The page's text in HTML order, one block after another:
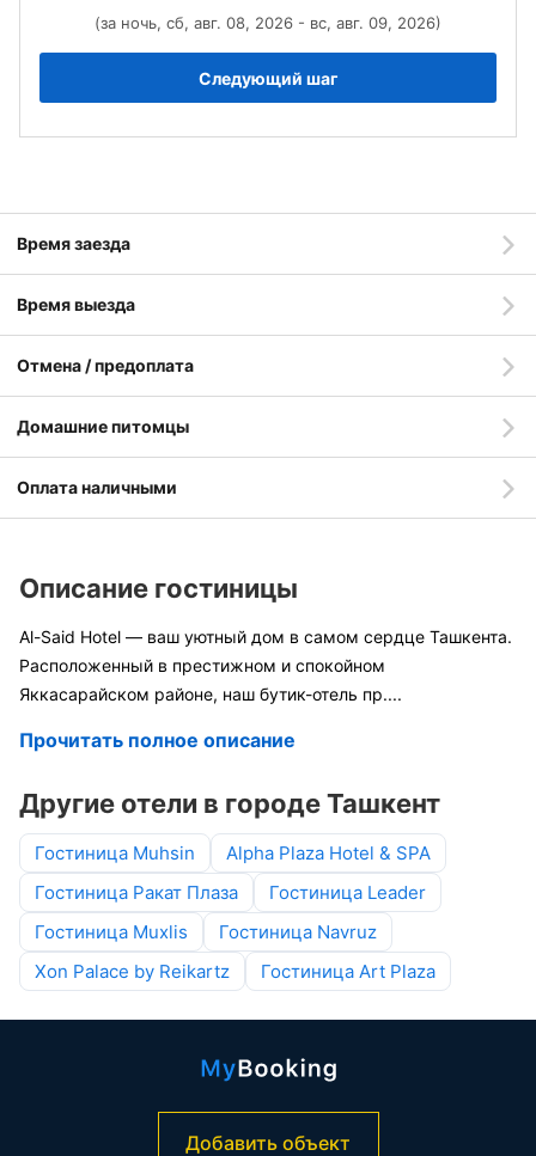
(за ночь, сб, авг. 08, 2026 - вс, авг. 09, 2026)
Следующий шаг
Время заезда
Время выезда
Отмена / предоплата
Домашние питомцы
Оплата наличными
Описание гостиницы
Al-Said Hotel — ваш уютный дом в самом сердце Ташкента.
Расположенный в престижном и спокойном
Яккасарайском районе, наш бутик-отель пр....
Прочитать полное описание
Другие отели в городе Ташкент
Гостиница Muhsin
Alpha Plaza Hotel & SPA
Гостиница Ракат Плаза
Гостиница Leader
Гостиница Muxlis
Гостиница Navruz
Xon Palace by Reikartz
Гостиница Art Plaza
Добавить объект